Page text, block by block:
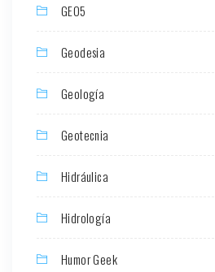
GEO5
Geodesia
Geología
Geotecnia
Hidráulica
Hidrología
Humor Geek